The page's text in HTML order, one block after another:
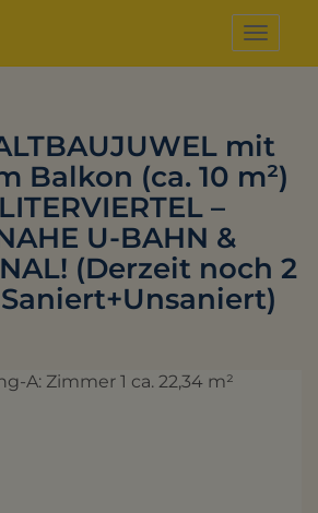
mit
Balkon (ca. 10 m²)
–
U-BAHN &
(Derzeit noch 2